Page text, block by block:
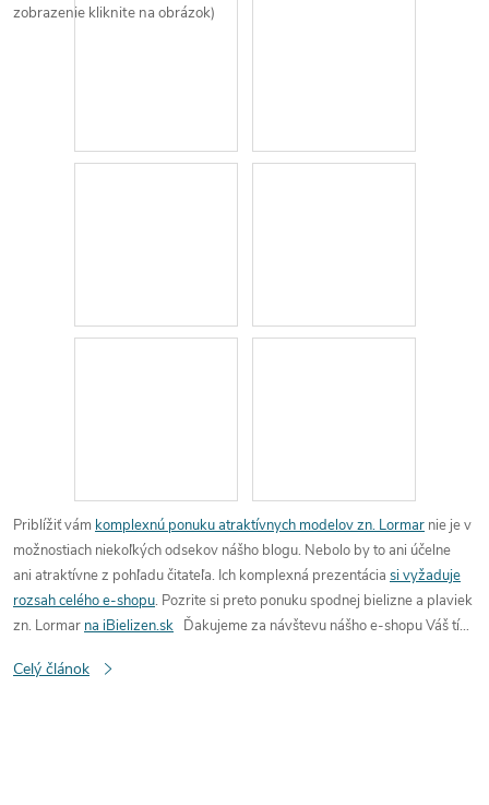
zobrazenie kliknite na obrázok)
Priblížiť vám komplexnú ponuku atraktívnych modelov zn. Lormar nie je v
možnostiach niekoľkých odsekov nášho blogu. Nebolo by to ani účelne
ani atraktívne z pohľadu čitateľa. Ich komplexná prezentácia si vyžaduje
rozsah celého e-shopu. Pozrite si preto ponuku spodnej bieliznea plaviek
zn. Lormar na iBielizen.sk Ďakujeme za návštevu nášho e-shopuVáš tím
Celý článok